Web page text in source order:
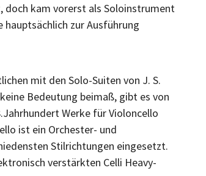
doch kam vorerst als Soloinstrument
zur Ausführung
mit den Solo-Suiten von J. S.
Bedeutung beimaß, gibt es von
Werke für Violoncello
ist ein Orchester- und
Stilrichtungen eingesetzt.
verstärkten Celli Heavy-